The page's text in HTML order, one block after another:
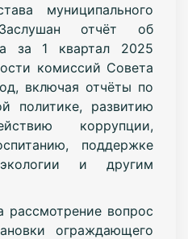
муниципального
отчёт об
за 1 квартал 2025
комиссий Совета
включая отчёты по
политике, развитию
коррупции,
поддержке
и другим
рассмотрение вопрос
ограждающего